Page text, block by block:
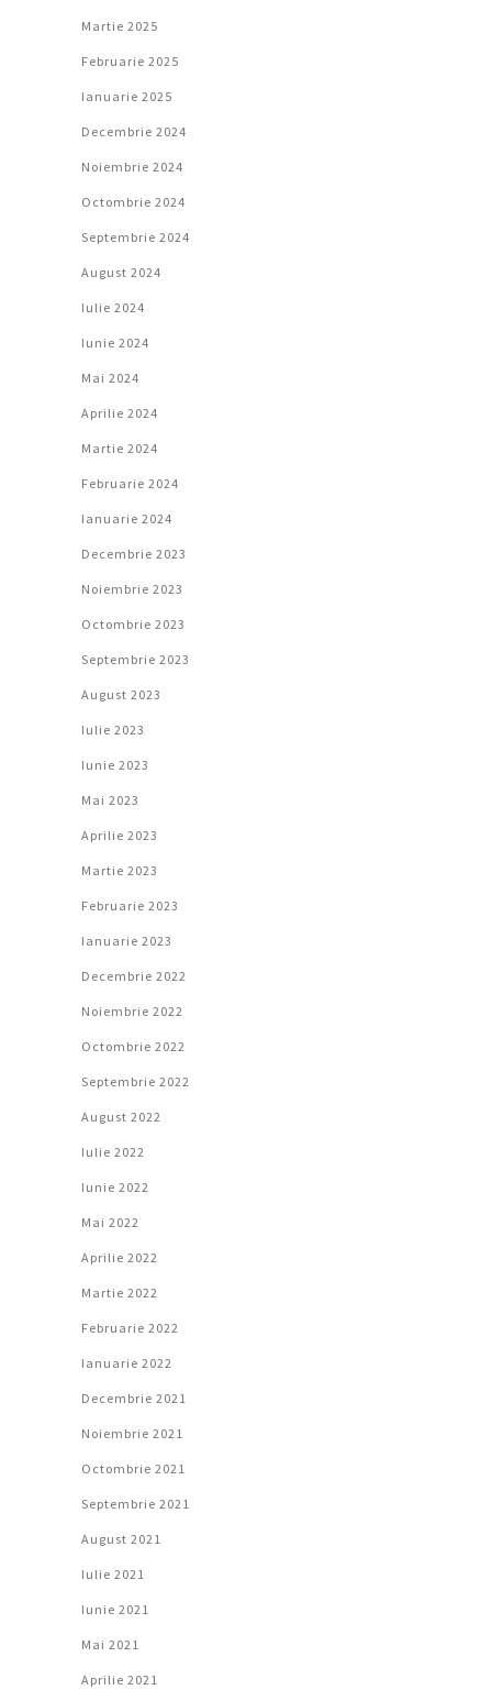
Martie 2025
Februarie 2025
Ianuarie 2025
Decembrie 2024
Noiembrie 2024
Octombrie 2024
Septembrie 2024
August 2024
Iulie 2024
Iunie 2024
Mai 2024
Aprilie 2024
Martie 2024
Februarie 2024
Ianuarie 2024
Decembrie 2023
Noiembrie 2023
Octombrie 2023
Septembrie 2023
August 2023
Iulie 2023
Iunie 2023
Mai 2023
Aprilie 2023
Martie 2023
Februarie 2023
Ianuarie 2023
Decembrie 2022
Noiembrie 2022
Octombrie 2022
Septembrie 2022
August 2022
Iulie 2022
Iunie 2022
Mai 2022
Aprilie 2022
Martie 2022
Februarie 2022
Ianuarie 2022
Decembrie 2021
Noiembrie 2021
Octombrie 2021
Septembrie 2021
August 2021
Iulie 2021
Iunie 2021
Mai 2021
Aprilie 2021